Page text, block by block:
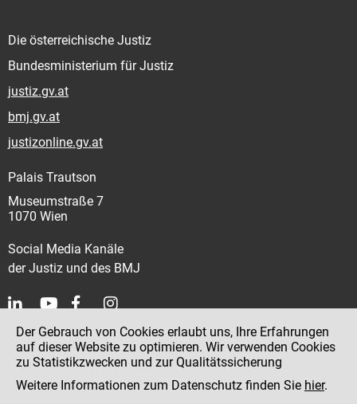
Die österreichische Justiz
Bundesministerium für Justiz
justiz.gv.at
bmj.gv.at
justizonline.gv.at
Palais Trautson
Museumstraße 7
1070 Wien
Social Media Kanäle
der Justiz und des BMJ
Kontakt
Impressum
Datenschutz
Der Gebrauch von Cookies erlaubt uns, Ihre Erfahrungen
auf dieser Website zu optimieren. Wir verwenden Cookies
zu Statistikzwecken und zur Qualitätssicherung
Weitere Informationen zum Datenschutz finden Sie hier.